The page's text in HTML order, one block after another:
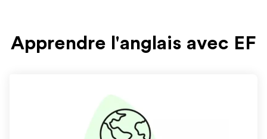
Apprendre l'anglais avec EF